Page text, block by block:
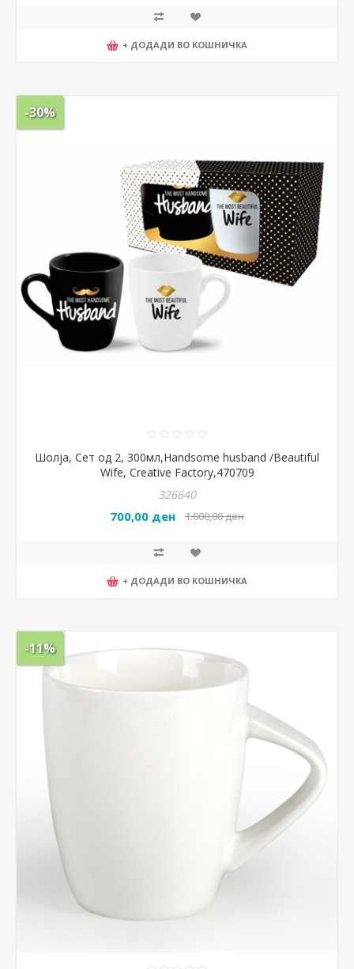
+ ДОДАДИ ВО КОШНИЧКА
-30%
Шолја, Сет од 2, 300мл,Handsome husband /Beautiful
Wife, Creative Factory,470709
326640
700,00 ден 1.000,00 ден
+ ДОДАДИ ВО КОШНИЧКА
-11%